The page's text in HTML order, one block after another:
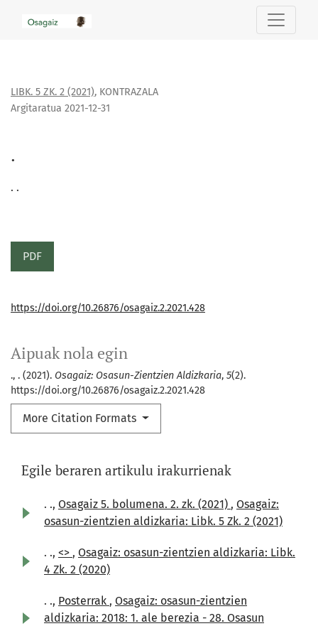
LIBK. 5 ZK. 2 (2021), KONTRAZALA
.
Argitaratua 2021-12-31
. .
PDF
Aipuak nola egin
., . (2021). Osagaiz: Osasun-Zientzien Aldizkaria, 5(2).
https://doi.org/10.26876/osagaiz.2.2021.428
More Citation Formats
https://doi.org/10.26876/osagaiz.2.2021.428
Egile beraren artikulu irakurrienak
. ., Osagaiz 5. bolumena. 2. zk. (2021) , Osagaiz:
osasun-zientzien aldizkaria: Libk. 5 Zk. 2 (2021)
. ., <> , Osagaiz: osasun-zientzien aldizkaria: Libk.
4 Zk. 2 (2020)
. ., Posterrak , Osagaiz: osasun-zientzien
aldizkaria: 2018: 1. ale berezia - 28. Osasun